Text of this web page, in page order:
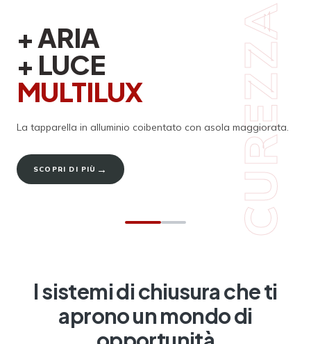
SICUREZZA
+ ARIA
+ LUCE
MULTILUX
La tapparella in alluminio coibentato con asola maggiorata.
SCOPRI DI PIÙ →
I sistemi di chiusura che ti
aprono un mondo di